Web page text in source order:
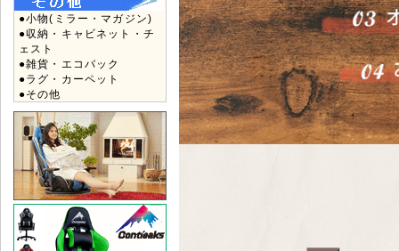
●小物(ミラー・マガジン)
●収納・キャビネット・チ
ェスト
●雑貨・エコバック
●ラグ・カーペット
●その他